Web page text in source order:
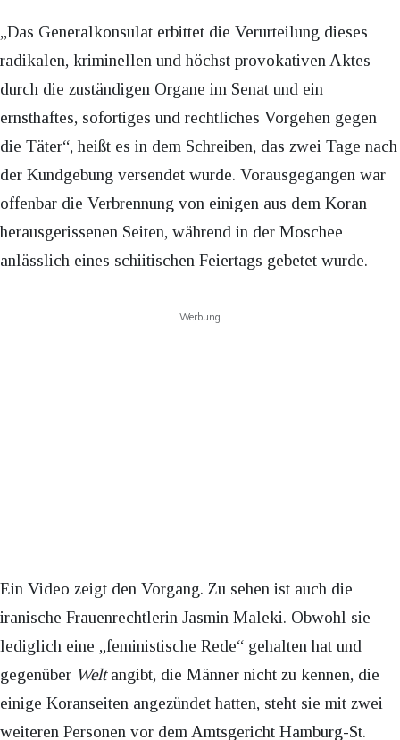
„Das Generalkonsulat erbittet die Verurteilung dieses
radikalen, kriminellen und höchst provokativen Aktes
durch die zuständigen Organe im Senat und ein
ernsthaftes, sofortiges und rechtliches Vorgehen gegen
die Täter“, heißt es in dem Schreiben, das zwei Tage nach
der Kundgebung versendet wurde. Vorausgegangen war
offenbar die Verbrennung von einigen aus dem Koran
herausgerissenen Seiten, während in der Moschee
anlässlich eines schiitischen Feiertags gebetet wurde.
Werbung
Ein Video zeigt den Vorgang. Zu sehen ist auch die
iranische Frauenrechtlerin Jasmin Maleki. Obwohl sie
lediglich eine „feministische Rede“ gehalten hat und
gegenüber Weltangibt, die Männer nicht zu kennen, die
einige Koranseiten angezündet hatten, steht sie mit zwei
weiteren Personen vor dem Amtsgericht Hamburg-St.